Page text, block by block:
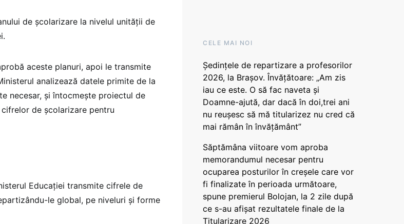
de școlarizare la nivelul unității de
aceste planuri, apoi le transmite
analizează datele primite de la
necesar, și întocmește proiectul de
de școlarizare pentru
Educației transmite cifrele de
le global, pe niveluri și forme
CELE MAI NOI
Ședințele de repartizare a profesorilor
2026, la Brașov. Învățătoare: „Am zis
iau ce este. O să fac naveta și
Doamne-ajută, dar dacă în doi,trei ani
nu reușesc să mă titularizez nu cred că
mai rămân în învățământ”
Săptămâna viitoare vom aproba
memorandumul necesar pentru
ocuparea posturilor în creșele care vor
fi finalizate în perioada următoare,
spune premierul Bolojan, la 2 zile după
ce s-au afișat rezultatele finale de la
Titularizare 2026